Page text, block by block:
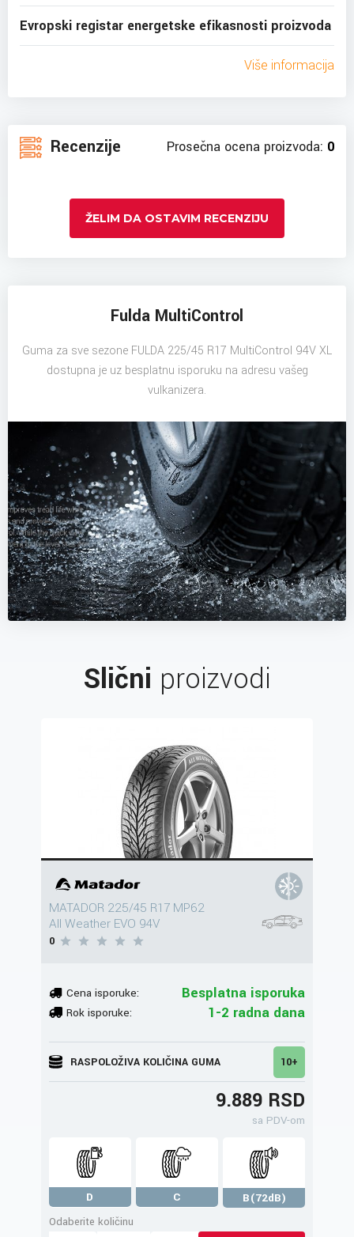
Evropski registar energetske efikasnosti proizvoda
Više informacija
Recenzije Prosečna ocena proizvoda: 0
ŽELIM DA OSTAVIM RECENZIJU
Fulda MultiControl
Guma za sve sezone FULDA 225/45 R17 MultiControl 94V XL
dostupna je uz besplatnu isporuku na adresu vašeg
vulkanizera.
Slični proizvodi
MATADOR 225/45 R17 MP62
All Weather EVO 94V
0
Cena isporuke: Besplatna isporuka
Rok isporuke: 1-2 radna dana
RASPOLOŽIVA KOLIČINA GUMA 10+
9.889 RSD
sa PDV-om
D C
B(72dB)
Odaberite količinu